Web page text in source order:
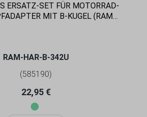
ERSATZ-SET FÜR MOTORRAD-
MIT B-KUGEL (RAM-
RAM-HAR-B-342U
(585190)
Regulärer Preis:
22,95 €